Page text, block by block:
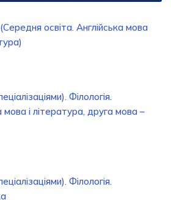
освіта. Англійська мова
Філологія.
мова і література, друга мова –
Філологія.